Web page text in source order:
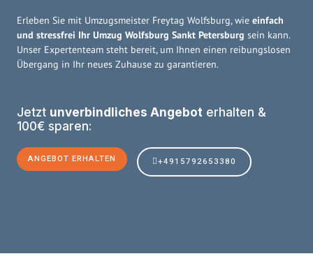
Erleben Sie mit Umzugsmeister Freytag Wolfsburg, wie einfach
und stressfrei Ihr Umzug Wolfsburg Sankt Petersburg sein kann.
Unser Expertenteam steht bereit, um Ihnen einen reibungslosen
Übergang in Ihr neues Zuhause zu garantieren.
Jetzt unverbindliches Angebot erhalten &
100€ sparen:
ANGEBOT ERHALTEN +4915792653380